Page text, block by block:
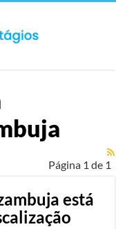
Página 1 de 1
está